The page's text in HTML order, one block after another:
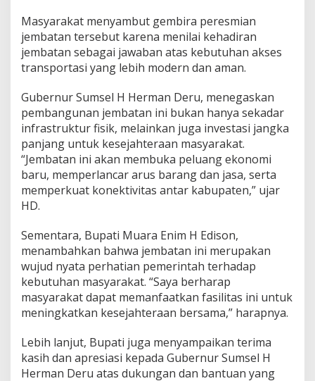
a
n
R
a
n
k
a
B
a
j
a
E
p
P
e
u
a
i
n
g
k
Masyarakat menyambut gembira peresmian
jembatan tersebut karena menilai kehadiran
jembatan sebagai jawaban atas kebutuhan akses
transportasi yang lebih modern dan aman.
Gubernur Sumsel H Herman Deru, menegaskan
pembangunan jembatan ini bukan hanya sekadar
infrastruktur fisik, melainkan juga investasi jangka
panjang untuk kesejahteraan masyarakat.
“Jembatan ini akan membuka peluang ekonomi
baru, memperlancar arus barang dan jasa, serta
memperkuat konektivitas antar kabupaten,” ujar
HD.
Sementara, Bupati Muara Enim H Edison,
menambahkan bahwa jembatan ini merupakan
wujud nyata perhatian pemerintah terhadap
kebutuhan masyarakat. “Saya berharap
masyarakat dapat memanfaatkan fasilitas ini untuk
meningkatkan kesejahteraan bersama,” harapnya.
Lebih lanjut, Bupati juga menyampaikan terima
kasih dan apresiasi kepada Gubernur Sumsel H
Herman Deru atas dukungan dan bantuan yang